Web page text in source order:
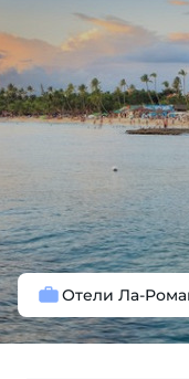
Отели Ла-